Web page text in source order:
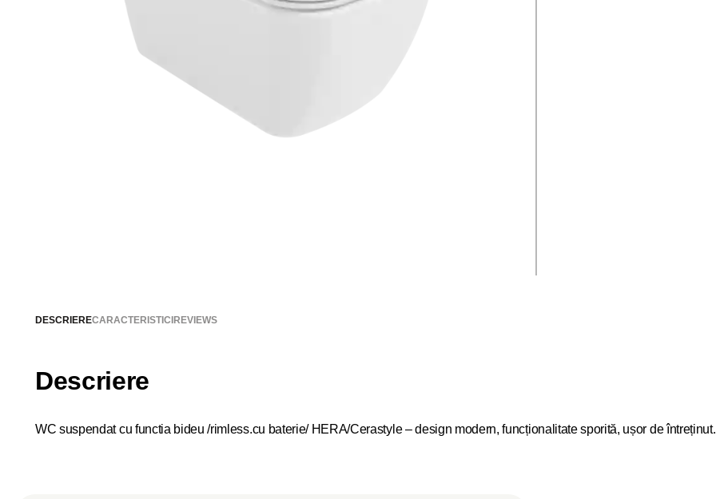
DESCRIERECARACTERISTICI REVIEWS
Descriere
WC suspendat cu functia bideu /rimless.cu baterie/ HERA/Cerastyle – design modern, funcționalitate sporită, ușor de întreținut.